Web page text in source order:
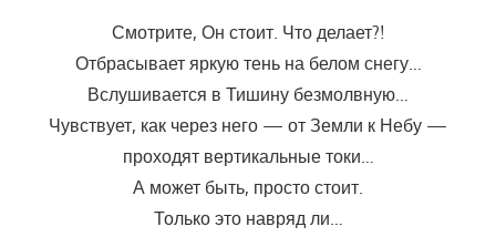
Смотрите, Он стоит. Что делает?!
Отбрасывает яркую тень на белом снегу…
Вслушивается в Тишину безмолвную…
Чувствует, как через него — от Земли к Небу —
проходят вертикальные токи…
А может быть, просто стоит.
Только это навряд ли…